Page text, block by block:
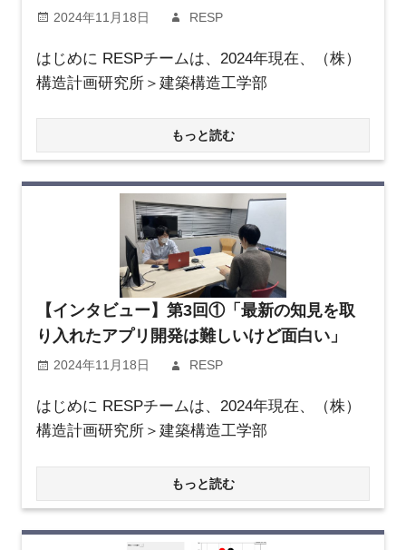
2024年11月18日 RESP
はじめに RESPチームは、2024年現在、（株）
構造計画研究所＞建築構造工学部
もっと読む
【インタビュー】第3回①「最新の知見を取
り入れたアプリ開発は難しいけど面白い」
2024年11月18日 RESP
はじめに RESPチームは、2024年現在、（株）
構造計画研究所＞建築構造工学部
もっと読む